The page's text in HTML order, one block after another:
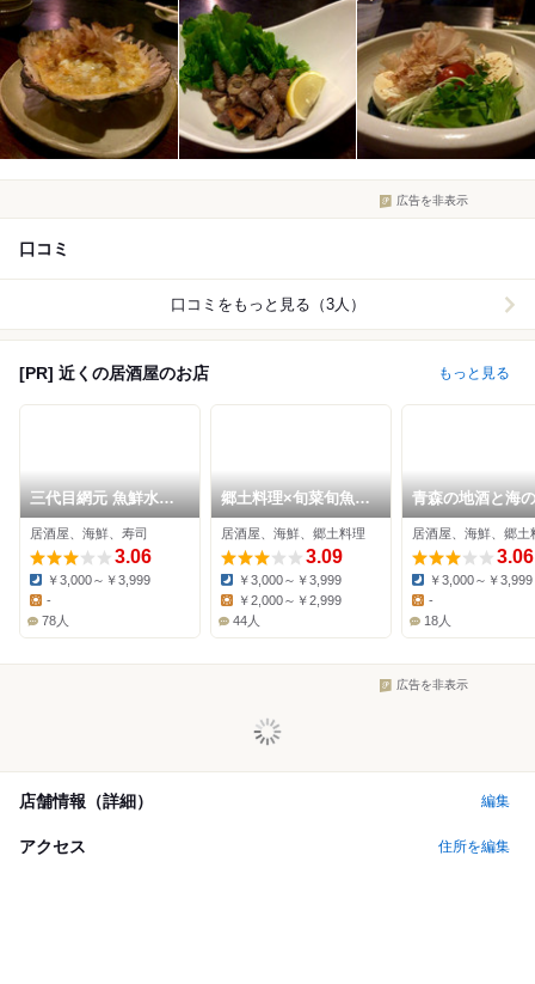
広告を非表示
口コミ
口コミをもっと見る（3人）
[PR] 近くの居酒屋のお店 もっと見る
三代目網元 魚鮮水産
青森駅前新町店
居酒屋、海鮮、寿司
3.06
Dinner:
￥3,000～￥3,999
Lunch:
-
78人
郷土料理×旬菜旬魚を
味わう 茜屋 青森駅前
店
居酒屋、海鮮、郷土料理
3.09
Dinner:
￥3,000～￥3,999
Lunch:
￥2,000～￥2,999
44人
青森の地酒と海
の幸 青森の炉端
青森駅前店
居酒屋、海鮮、郷土
3.06
Dinner:
￥3,000～￥3,999
Lunch:
-
18人
広告を非表示
店舗情報（詳細） 編集
アクセス 住所を編集